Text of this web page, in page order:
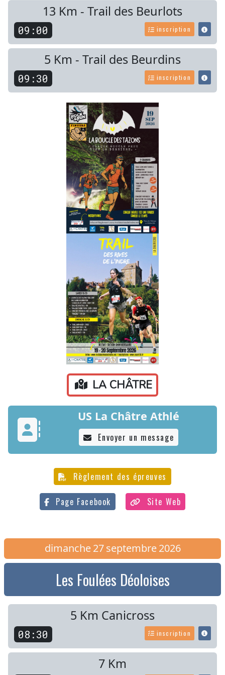
13 Km - Trail des Beurlots
09:00 inscription
5 Km - Trail des Beurdins
09:30 inscription
LA CHÂTRE
US La Châtre Athlé
Envoyer un message
Règlement des épreuves
Page Facebook Site Web
dimanche 27 septembre 2026
Les Foulées Déoloises
5 Km Canicross
08:30 inscription
7 Km